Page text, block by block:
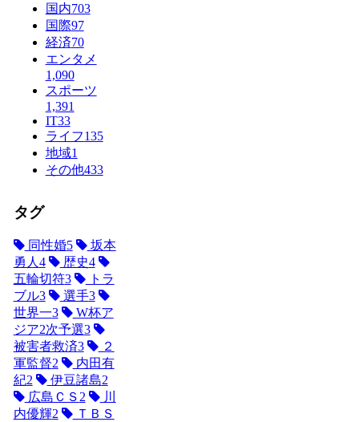
国内703
国際97
経済70
エンタメ
1,090
スポーツ
1,391
IT33
ライフ135
地域1
その他433
タグ
同性婚5
坂本
勇人 4 歴史4
五輪切符3
トラ
ブル3 選手3
世界一3
W杯ア
ジア2次予選3
被害者救済3
２
軍監督2
内田有
紀2 伊豆諸島2
広島ＣＳ 2
川
内優輝2
ＴＢＳ